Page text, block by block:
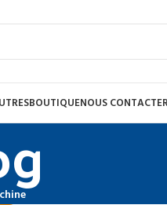
BOUTIQUENOUS